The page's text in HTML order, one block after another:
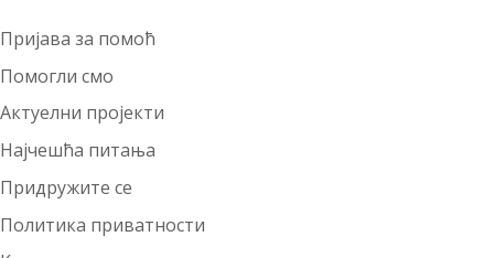
Пријава за помоћ
Помогли смо
Актуелни пројекти
Најчешћа питања
Придружите се
Политика приватности